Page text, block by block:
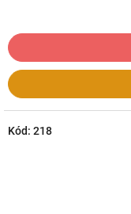
Kód: 218